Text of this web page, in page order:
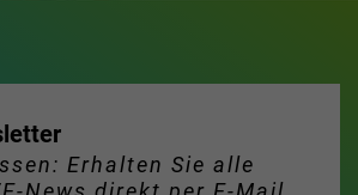
Erhalten Sie alle